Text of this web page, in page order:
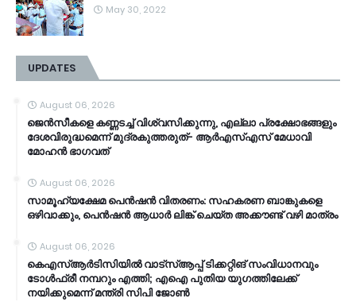
May 30, 2022
UPDATES
August 06, 2026
ജെൻസീകളെ കണ്ണടച്ച് വിശ്വസിക്കുന്നു, എല്ലാ പ്രക്ഷോഭങ്ങളും
ദേശവിരുദ്ധമെന്ന് മുദ്രകുത്തരുത്- ആർഎസ്എസ് മേധാവി
മോഹൻ ഭാ​ഗവത്
August 06, 2026
സാമൂ​ഹ്യക്ഷേമ പെൻഷൻ വിതരണം: സഹകരണ ബാങ്കുകളെ
ഒഴിവാക്കും, പെൻഷൻ ആധാർ‌ ലിങ്ക് ചെയ്ത അക്കൗണ്ട് വഴി മാത്രം
August 06, 2026
കെഎസ്ആര്‍ടിസിയിൽ വാട്‌സ്ആപ്പ് ടിക്കറ്റിങ് സംവിധാനവും
ടോൾഫ്രീ നമ്പറും എത്തി; എഐ പുതിയ യുഗത്തിലേക്ക്
നയിക്കുമെന്ന് മന്ത്രി സിപി ജോൺ